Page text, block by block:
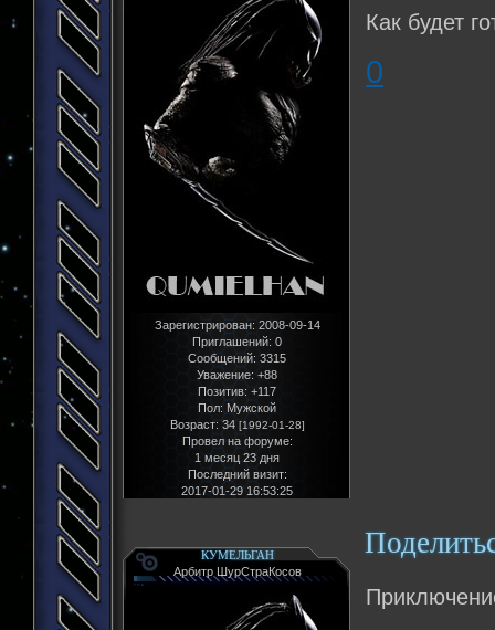
Зарегистрирован: 2008-09-14
Приглашений: 0
Сообщений: 3315
Уважение: +88
Позитив: +117
Пол: Мужской
Возраст: 34 [1992-01-28]
Провел на форуме:
1 месяц 23 дня
Последний визит:
2017-01-29 16:53:25
Как будет
0
КУМЕЛЬГАН
Арбитр ШурСтраКосов